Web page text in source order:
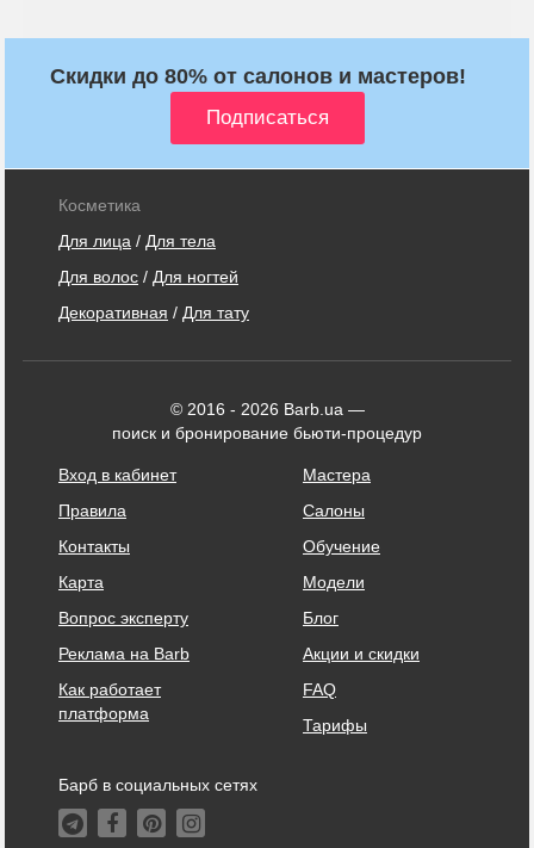
Скидки до 80% от салонов и мастеров!
Косметика
Для лица / Для тела
Для волос / Для ногтей
Декоративная / Для тату
© 2016 - 2026 Barb.ua —
поиск и бронирование бьюти-процедур
Вход в кабинет
Правила
Контакты
Карта
Вопрос эксперту
Реклама на Barb
Как работает
платформа
Мастера
Салоны
Обучение
Модели
Блог
Акции и скидки
FAQ
Тарифы
Барб в социальных сетях